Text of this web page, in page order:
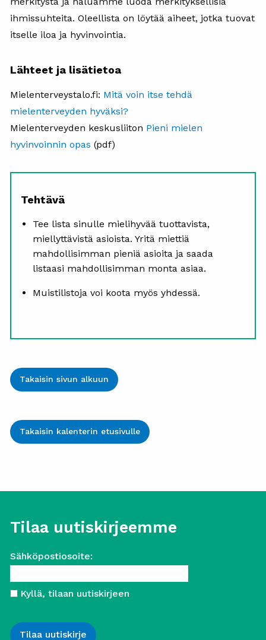
ihmissuhteita. Oleellista on löytää aiheet, jotka tuovat
itselle iloa ja hyvinvointia.​​ ​
Lähteet ja lisätietoa
Mielenterveystalo.fi: Mitä voin itse tehdä
mielenterveyden hyväksi?
Mielenterveyden keskusliiton Pieni mielen
hyvinvoinnin opas (pdf)
Tehtävä
Tee lista sinulle mielihyvää tuottavista,
miellyttävistä asioista. Yritä miettiä
mahdollisimman pieniä asioita ja saada
listaasi mahdollisimman monta asiaa.
Muistilistoja voi koota myös yhdessä.
Takaisin sivun alkuun
Takaisin kalenterin etusivulle
Tilaa uutiskirjeemme
Sähköpostiosoite:
Kyllä, tilaan uutiskirjeen